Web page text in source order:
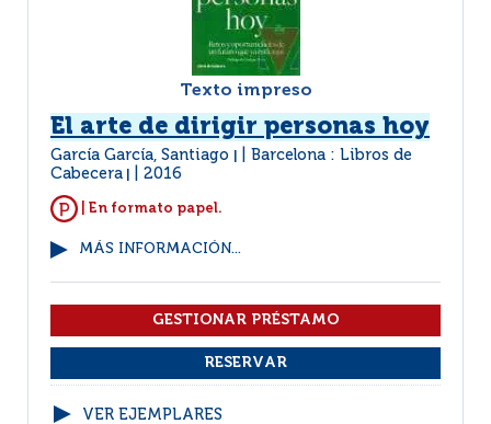
Texto impreso
El arte de dirigir personas hoy
García García, Santiago
Barcelona : Libros de
Cabecera
2016
| En formato papel.
MÁS INFORMACIÓN...
VER EJEMPLARES